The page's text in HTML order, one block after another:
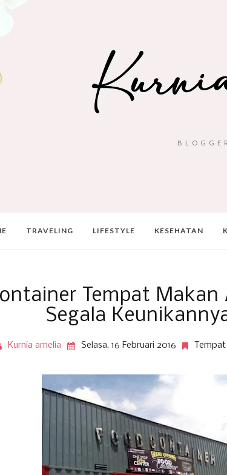
TRAVELING LIFESTYLE KESEHATAN
Tempat Makan
Segala
Kurnia amelia Selasa, 16 Februari 2016